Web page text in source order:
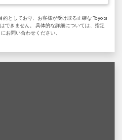
としており、お客様が受け取る正確な Toyota
できません。 具体的な詳細については、指定
お問い合わせください。